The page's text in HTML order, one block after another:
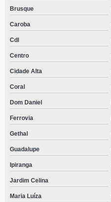
Brusque
Caroba
Cdl
Centro
Cidade Alta
Coral
Dom Daniel
Ferrovia
Gethal
Guadalupe
Ipiranga
Jardim Celina
Maria Luíza